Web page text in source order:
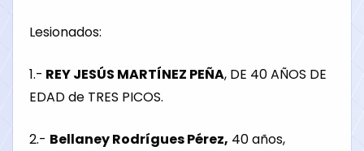
Lesionados:
1.- REY JESÚS MARTÍNEZ PEÑA, DE 40 AÑOS DE
EDAD de TRES PICOS.
2.- Bellaney Rodrígues Pérez, 40 años,